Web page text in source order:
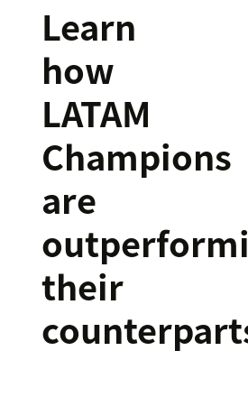
Learn
how
LATAM
Champions
are
their